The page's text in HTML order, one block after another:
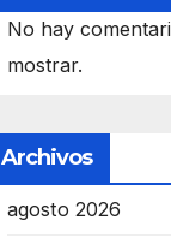
No hay
mostrar.
Archivos
agosto 2026